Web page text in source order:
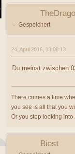
Gespeichert
24. April 2016, 13:08:13
Du meinst zwischen
There comes a time
you see is all that you
Or you stop looking
Biest